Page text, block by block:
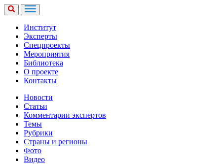
Институт
Эксперты
Спецпроекты
Мероприятия
Библиотека
О проекте
Контакты
Новости
Статьи
Комментарии экспертов
Темы
Рубрики
Страны и регионы
Фото
Видео